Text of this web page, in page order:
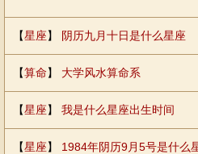
【星座】 阴历九月十日是什么星座
【算命】 大学风水算命系
【星座】 我是什么星座出生时间
【星座】 1984年阴历9月5号是什么